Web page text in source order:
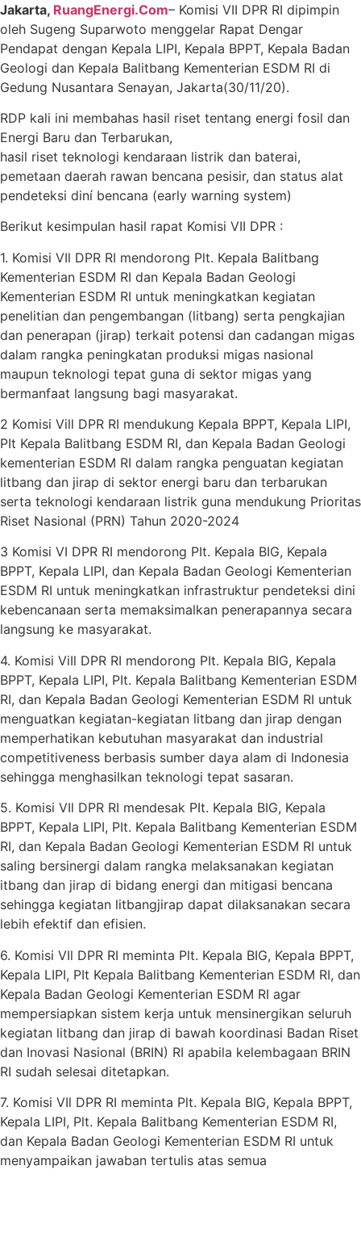
Jakarta, RuangEnergi.Com– Komisi VII DPR RI dipimpin
oleh Sugeng Suparwoto menggelar Rapat Dengar
Pendapat dengan Kepala LIPI, Kepala BPPT, Kepala Badan
Geologi dan Kepala Balitbang Kementerian ESDM RI di
Gedung Nusantara Senayan, Jakarta(30/11/20).
RDP kali ini membahas hasil riset tentang energi fosil dan
Energi Baru dan Terbarukan,
hasil riset teknologi kendaraan listrik dan baterai,
pemetaan daerah rawan bencana pesisir, dan status alat
pendeteksi diní bencana (early warning system)
Berikut kesimpulan hasil rapat Komisi VII DPR :
1. Komisi VIl DPR RI mendorong Plt. Kepala Balitbang
Kementerian ESDM RI dan Kepala Badan Geologi
Kementerian ESDM RI untuk meningkatkan kegiatan
penelitian dan pengembangan (litbang) serta pengkajian
dan penerapan (jirap) terkait potensi dan cadangan migas
dalam rangka peningkatan produksi migas nasional
maupun teknologi tepat guna di sektor migas yang
bermanfaat langsung bagi masyarakat.
2 Komisi Vill DPR RI mendukung Kepala BPPT, Kepala LIPI,
PIt Kepala Balitbang ESDM RI, dan Kepala Badan Geologi
kementerian ESDM RI dalam rangka penguatan kegiatan
litbang dan jirap di sektor energi baru dan terbarukan
serta teknologi kendaraan listrik guna mendukung Prioritas
Riset Nasional (PRN) Tahun 2020-2024
3 Komisi VI DPR RI mendorong PIt. Kepala BIG, Kepala
BPPT, Kepala LIPI, dan Kepala Badan Geologi Kementerian
ESDM RI untuk meningkatkan infrastruktur pendeteksi dini
kebencanaan serta memaksimalkan penerapannya secara
langsung ke masyarakat.
4. Komisi ViIl DPR RI mendorong PIt. Kepala BIG, Kepala
BPPT, Kepala LIPI, PIt. Kepala Balitbang Kementerian ESDM
RI, dan Kepala Badan Geologi Kementerian ESDM RI untuk
menguatkan kegiatan-kegiatan litbang dan jirap dengan
memperhatikan kebutuhan masyarakat dan industrial
competitiveness berbasis sumber daya alam di Indonesia
sehingga menghasilkan teknologi tepat sasaran.
5. Komisi VIl DPR RI mendesak PIt. Kepala BIG, Kepala
BPPT, Kepala LIPI, PIt. Kepala Balitbang Kementerian ESDM
RI, dan Kepala Badan Geologi Kementerian ESDM RI untuk
saling bersinergi dalam rangka melaksanakan kegiatan
itbang dan jirap di bidang energi dan mitigasi bencana
sehingga kegiatan litbangjirap dapat dilaksanakan secara
lebih efektif dan efisien.
6. Komisi VIl DPR RI meminta Plt. Kepala BIG, Kepala BPPT,
Kepala LIPI, PIt Kepala Balitbang Kementerian ESDM RI, dan
Kepala Badan Geologi Kementerian ESDM RI agar
mempersiapkan sistem kerja untuk mensinergikan seluruh
kegiatan litbang dan jirap di bawah koordinasi Badan Riset
dan Inovasi Nasional (BRIN) RI apabila kelembagaan BRIN
RI sudah selesai ditetapkan.
7. Komisi VIl DPR RI meminta Plt. Kepala BIG, Kepala BPPT,
Kepala LIPI, Plt. Kepala Balitbang Kementerian ESDM RI,
dan Kepala Badan Geologi Kementerian ESDM RI untuk
menyampaikan jawaban tertulis atas semua